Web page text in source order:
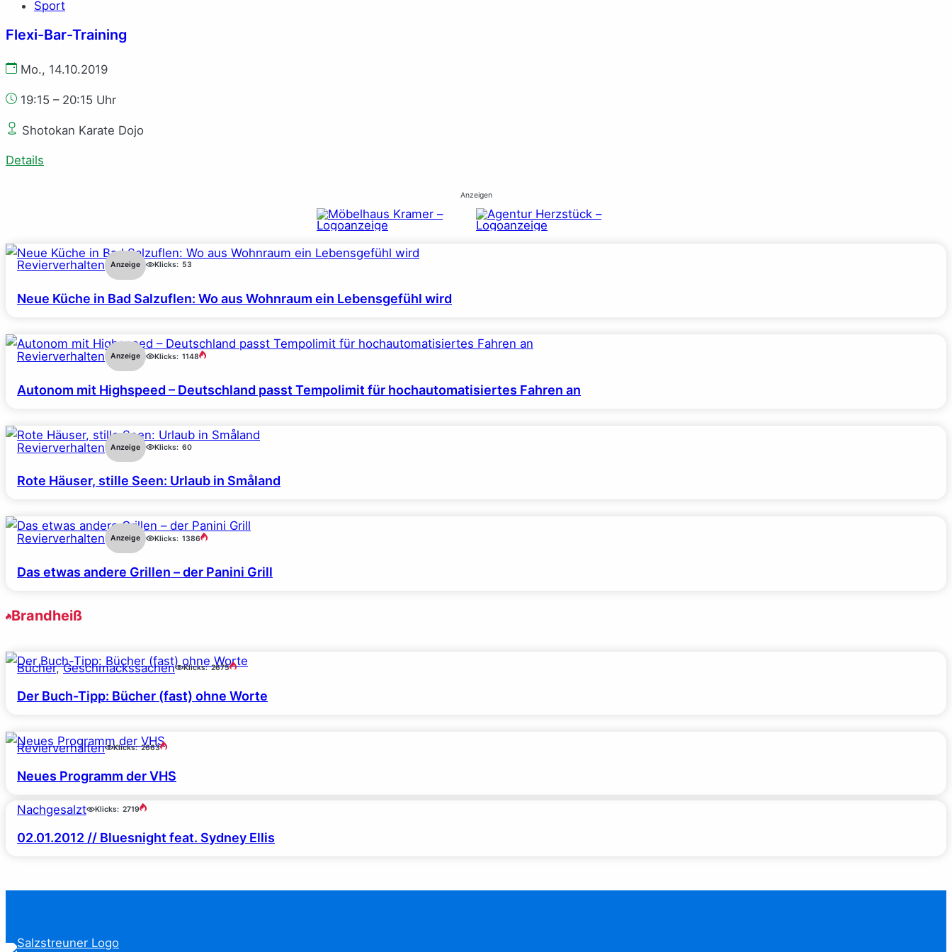
Sport
Flexi-Bar-Training
Mo., 14.10.2019
19:15 – 20:15 Uhr
Shotokan Karate Dojo
Details
Anzeigen
Revierverhalten Anzeige Klicks: 53
Neue Küche in Bad Salzuflen: Wo aus Wohnraum ein Lebensgefühl wird
Revierverhalten Anzeige Klicks: 1148
Autonom mit Highspeed – Deutschland passt Tempolimit für hochautomatisiertes Fahren an
Revierverhalten Anzeige Klicks: 60
Rote Häuser, stille Seen: Urlaub in Småland
Revierverhalten Anzeige Klicks: 1386
Das etwas andere Grillen – der Panini Grill
Brandheiß
Bücher, Geschmackssachen Klicks: 2675
Der Buch-Tipp: Bücher (fast) ohne Worte
Revierverhalten Klicks: 2663
Neues Programm der VHS
Nachgesalzt Klicks: 2719
02.01.2012 // Bluesnight feat. Sydney Ellis